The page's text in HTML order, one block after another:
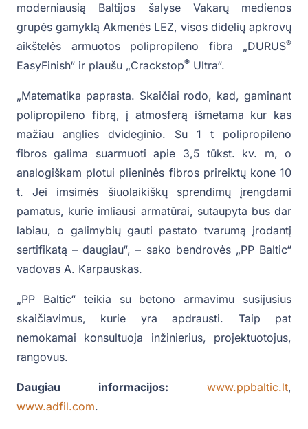
moderniausią Baltijos šalyse Vakarų medienos
grupės gamyklą Akmenės LEZ, visos didelių apkrovų
aikštelės armuotos polipropileno fibra „DURUS®
EasyFinish“ ir plaušu „Crackstop® Ultra“.
„Matematika paprasta. Skaičiai rodo, kad, gaminant
polipropileno fibrą, į atmosferą išmetama kur kas
mažiau anglies dvideginio. Su 1 t polipropileno
fibros galima suarmuoti apie 3,5 tūkst. kv. m, o
analogiškam plotui plieninės fibros prireiktų kone 10
t. Jei imsimės šiuolaikiškų sprendimų įrengdami
pamatus, kurie imliausi armatūrai, sutaupyta bus dar
labiau, o galimybių gauti pastato tvarumą įrodantį
sertifikatą – daugiau“, – sako bendrovės „PP Baltic“
vadovas A. Karpauskas.
„PP Baltic“ teikia su betono armavimu susijusius
skaičiavimus, kurie yra apdrausti. Taip pat
nemokamai konsultuoja inžinierius, projektuotojus,
rangovus.
Daugiau informacijos: www.ppbaltic.lt,
www.adfil.com.